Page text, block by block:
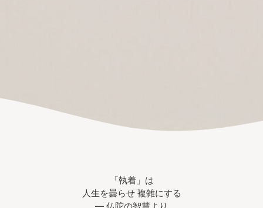
「執着」は
人生を曇らせ 複雑にする